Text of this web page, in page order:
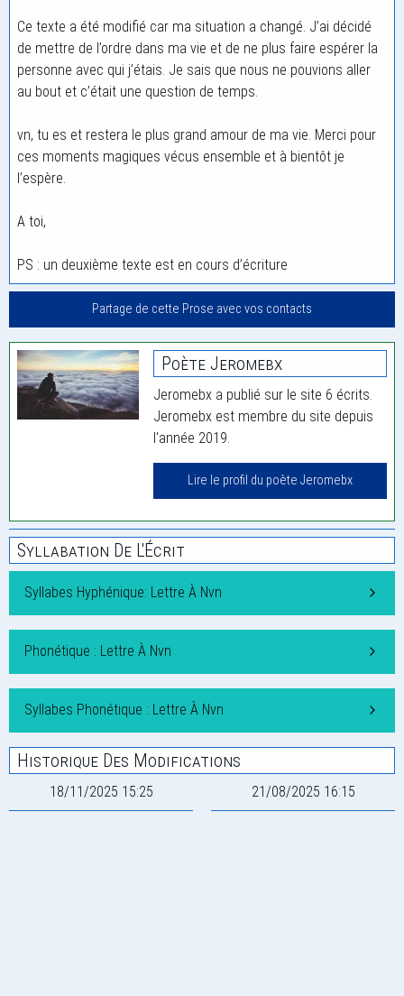
Ce texte a été modifié car ma situation a changé. J’ai décidé
de mettre de l’ordre dans ma vie et de ne plus faire espérer la
personne avec qui j’étais. Je sais que nous ne pouvions aller
au bout et c’était une question de temps.
vn, tu es et restera le plus grand amour de ma vie. Merci pour
ces moments magiques vécus ensemble et à bientôt je
l’espère.
A toi,
PS : un deuxième texte est en cours d’écriture
Partage de cette Prose avec vos contacts
Poète Jeromebx
Jeromebx a publié sur le site 6 écrits.
Jeromebx est membre du site depuis
l'année 2019.
Lire le profil du poète Jeromebx
Syllabation De L'Écrit
Syllabes Hyphénique: Lettre À Nvn
Phonétique : Lettre À Nvn
Syllabes Phonétique : Lettre À Nvn
Historique Des Modifications
18/11/2025 15:25 21/08/2025 16:15